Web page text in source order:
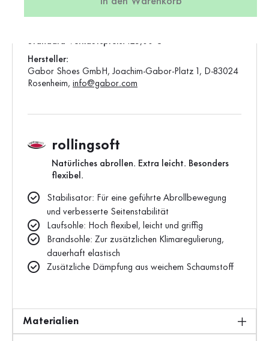
Standard-Verkaufspreis: 125,00 €
Hersteller:
Gabor Shoes GmbH, Joachim-Gabor-Platz 1, D-83024
Rosenheim, info@gabor.com
rollingsoft
Natürliches abrollen. Extra leicht. Besonders
flexibel.
Stabilisator: Für eine geführte Abrollbewegung
und verbesserte Seitenstabilität
Laufsohle: Hoch flexibel, leicht und griffig
Brandsohle: Zur zusätzlichen Klimaregulierung,
dauerhaft elastisch
Zusätzliche Dämpfung aus weichem Schaumstoff
Materialien